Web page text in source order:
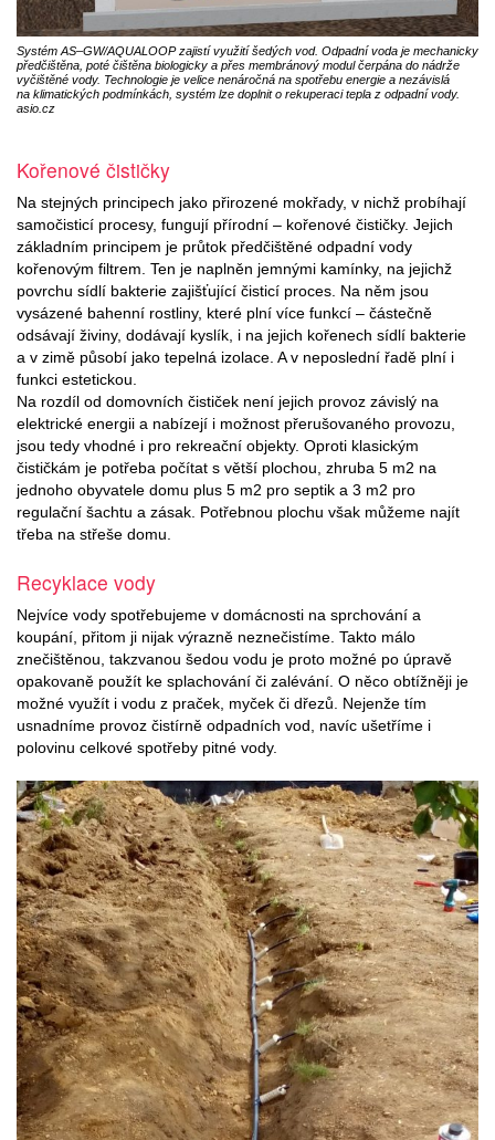
Systém AS–GW/AQUALOOP zajistí využití šedých vod. Odpadní voda je mechanicky
předčištěna, poté čištěna biologicky a přes membránový modul čerpána do nádrže
vyčištěné vody. Technologie je velice nenáročná na spotřebu energie a nezávislá
na klimatických podmínkách, systém lze doplnit o rekuperaci tepla z odpadní vody.
asio.cz
Kořenové čističky
Na stejných principech jako přirozené mokřady, v nichž probíhají
samočisticí procesy, fungují přírodní – kořenové čističky. Jejich
základním principem je průtok předčištěné odpadní vody
kořenovým filtrem. Ten je naplněn jemnými kamínky, na jejichž
povrchu sídlí bakterie zajišťující čisticí proces. Na něm jsou
vysázené bahenní rostliny, které plní více funkcí – částečně
odsávají živiny, dodávají kyslík, i na jejich kořenech sídlí bakterie
a v zimě působí jako tepelná izolace. A v neposlední řadě plní i
funkci estetickou.
Na rozdíl od domovních čističek není jejich provoz závislý na
elektrické energii a nabízejí i možnost přerušovaného provozu,
jsou tedy vhodné i pro rekreační objekty. Oproti klasickým
čističkám je potřeba počítat s větší plochou, zhruba 5 m2 na
jednoho obyvatele domu plus 5 m2 pro septik a 3 m2 pro
regulační šachtu a zásak. Potřebnou plochu však můžeme najít
třeba na střeše domu.
Recyklace vody
Nejvíce vody spotřebujeme v domácnosti na sprchování a
koupání, přitom ji nijak výrazně neznečistíme. Takto málo
znečištěnou, takzvanou šedou vodu je proto možné po úpravě
opakovaně použít ke splachování či zalévání. O něco obtížněji je
možné využít i vodu z praček, myček či dřezů. Nejenže tím
usnadníme provoz čistírně odpadních vod, navíc ušetříme i
polovinu celkové spotřeby pitné vody.